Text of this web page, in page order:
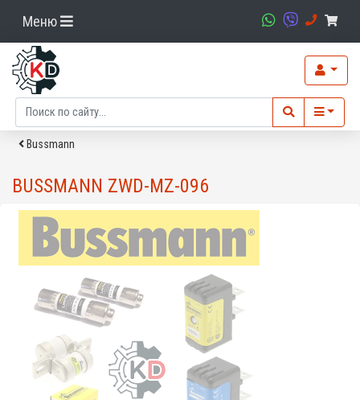
Меню
Bussmann
BUSSMANN ZWD-MZ-096